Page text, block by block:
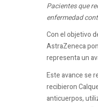
Pacientes que
enfermedad
Con el objetivo
AstraZeneca
representa un
Este avance se
recibieron
anticuerpos,